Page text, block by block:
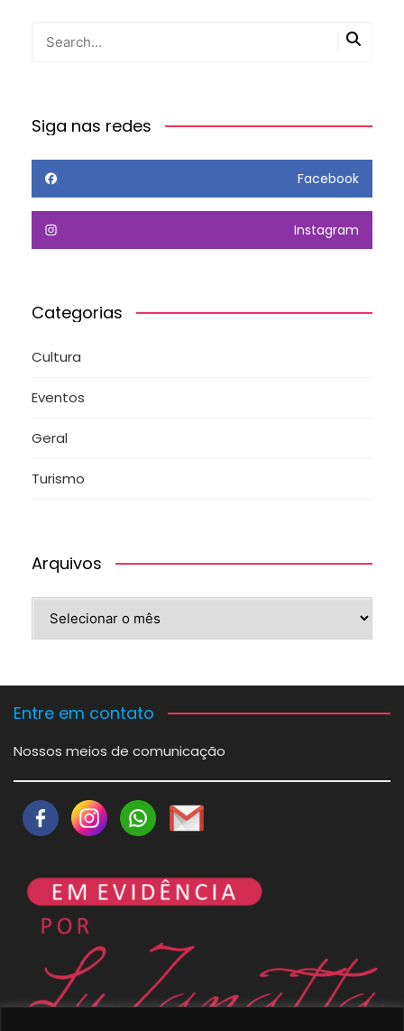
Siga nas redes
Facebook
Instagram
Categorias
Cultura
Eventos
Geral
Turismo
Arquivos
Entre em contato
Nossos meios de comunicação